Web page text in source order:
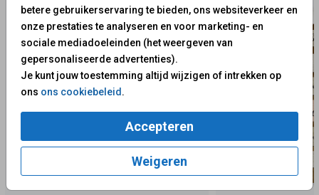
betere gebruikerservaring te bieden, ons websiteverkeer en
onze prestaties te analyseren en voor marketing- en
sociale mediadoeleinden (het weergeven van
gepersonaliseerde advertenties).
Je kunt jouw toestemming altijd wijzigen of intrekken op
ons ons cookiebeleid.
Accepteren
Weigeren